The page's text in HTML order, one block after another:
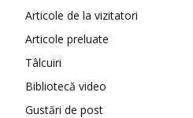
Articole de la vizitatori
Articole preluate
Tâlcuiri
Bibliotecă video
Gustări de post